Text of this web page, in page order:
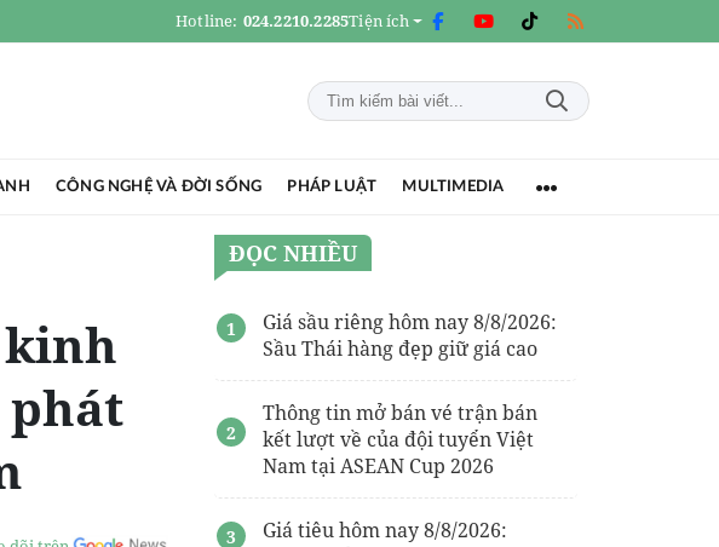
Hotline: 024.2210.2285Tiện ích
CÔNG NGHỆ VÀ ĐỜI SỐNG PHÁP LUẬT MULTIMEDIA
phát
ĐỌC NHIỀU
Giá sầu riêng hôm nay 8/8/2026:
Sầu Thái hàng đẹp giữ giá cao
Thông tin mở bán vé trận bán
kết lượt về của đội tuyển Việt
Nam tại ASEAN Cup 2026
Giá tiêu hôm nay 8/8/2026: